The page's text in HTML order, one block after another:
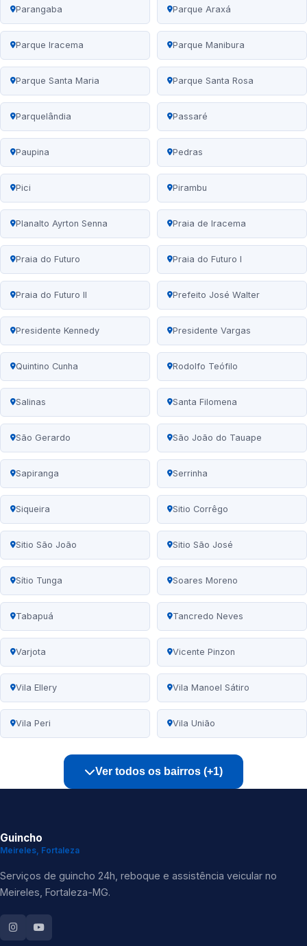
Parangaba Parque Araxá
Parque Iracema Parque Manibura
Parque Santa Maria Parque Santa Rosa
Parquelândia Passaré
Paupina Pedras
Pici Pirambu
Planalto Ayrton Senna Praia de Iracema
Praia do Futuro Praia do Futuro I
Praia do Futuro II Prefeito José Walter
Presidente Kennedy Presidente Vargas
Quintino Cunha Rodolfo Teófilo
Salinas Santa Filomena
São Gerardo São João do Tauape
Sapiranga Serrinha
Siqueira Sitio Corrêgo
Sitio São João Sitio São José
Sítio Tunga Soares Moreno
Tabapuá Tancredo Neves
Varjota Vicente Pinzon
Vila Ellery Vila Manoel Sátiro
Vila Peri Vila União
Ver todos os bairros (+1)
Guincho
Meireles, Fortaleza
Serviços de guincho 24h, reboque e assistência veicular no
Meireles, Fortaleza-MG.